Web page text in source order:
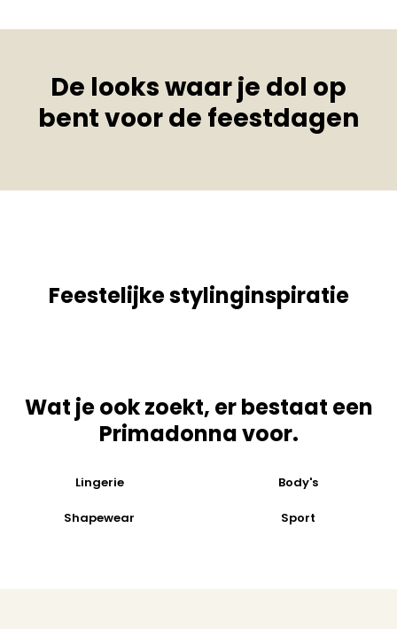
De looks waar je dol op
bent voor de feestdagen
Feestelijke stylinginspiratie
Wat je ook zoekt, er bestaat een
Primadonna voor.
Lingerie Body's
Shapewear Sport